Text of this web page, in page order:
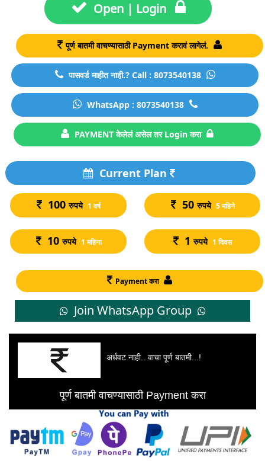
Open | Login
पूर्ण बातमी वाचण्यासाठी Payment करावं लागेलं.
पासवर्ड माहीत नाही.? Call : 8073540138
WhatsApp : 8073540138
PAYMENT केलेलं असेल तर Login करा
Current Plan
100 रुपये 1 वर्ष 50 रुपये 5 महिने
10 रुपये 1 महिना 1 रुपये 1 दिवस
Payment करा
Join WhatsApp Group
अर्धवट नाही.. वाचा पूर्ण बातमी...!
पूर्ण बातमी वाचण्यासाठी Payment करा